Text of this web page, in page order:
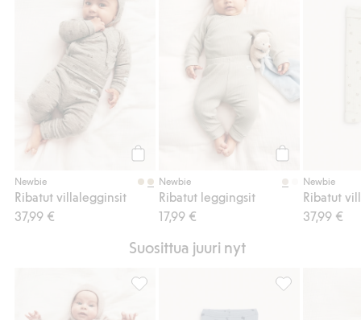
Newbie
Ribatut villalegginsit
37,99 €
Newbie
Ribatut leggingsit
17,99 €
Newbie
Ribatut
37,99 €
Suosittua juuri nyt